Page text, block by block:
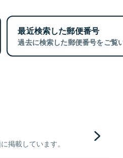
最近検索した郵便番号
過去に検索した郵便番号をご覧
掲載しています。